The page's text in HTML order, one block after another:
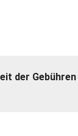
der Gebühren